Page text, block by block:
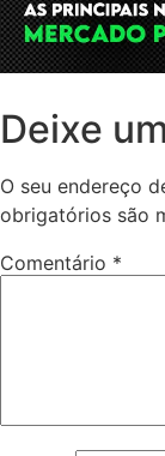
Deixe
O seu endereço
obrigatórios são
Comentário *